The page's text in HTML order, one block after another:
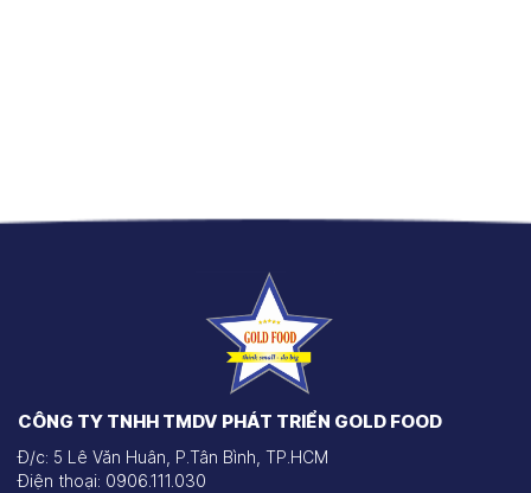
CÔNG TY TNHH TMDV PHÁT TRIỂN GOLD FOOD
Đ/c: 5 Lê Văn Huân, P.Tân Bình, TP.HCM
Điện thoại: 0906.111.030